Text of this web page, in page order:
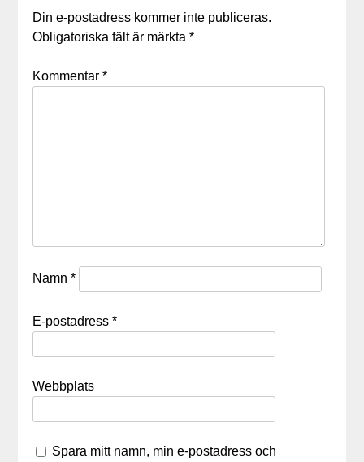
Din e-postadress kommer inte publiceras.
Obligatoriska fält är märkta*
Kommentar*
Namn*
E-postadress*
Webbplats
Spara mitt namn, min e-postadress och